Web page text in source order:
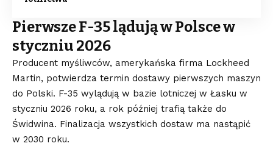
Pierwsze F-35 lądują w Polsce w
styczniu 2026
Producent myśliwców, amerykańska firma Lockheed
Martin, potwierdza termin dostawy pierwszych maszyn
do Polski. F-35 wylądują w bazie lotniczej w Łasku w
styczniu 2026 roku, a rok później trafią także do
Świdwina. Finalizacja wszystkich dostaw ma nastąpić
w 2030 roku.